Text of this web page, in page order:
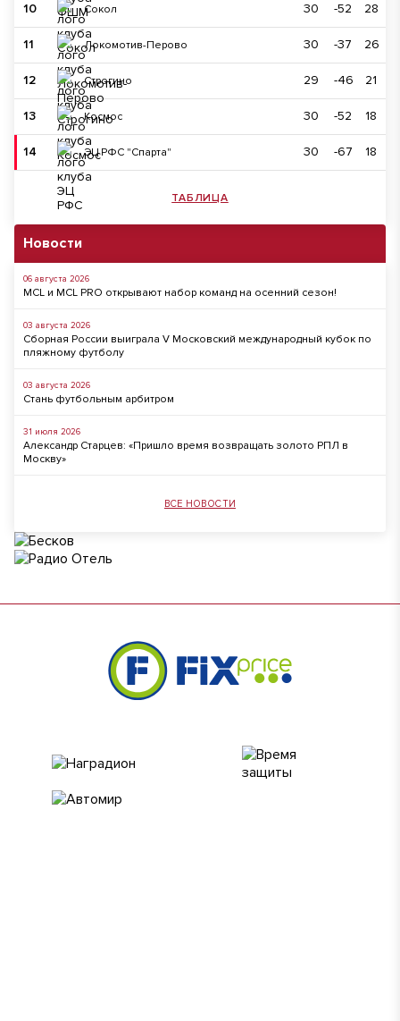
10 Сокол 30 -52 28
11 Локомотив-Перово 30 -37 26
12 Строгино 29 -46 21
13 Космос 30 -52 18
14 ЭЦ РФС "Спарта" 30 -67 18
ТАБЛИЦА
Новости
06 августа 2026
MCL и MCL PRO открывают набор команд на осенний сезон!
03 августа 2026
Сборная России выиграла V Московский международный кубок по
пляжному футболу
03 августа 2026
Стань футбольным арбитром
31 июля 2026
Александр Старцев: «Пришло время возвращать золото РПЛ в
Москву»
ВСЕ НОВОСТИ